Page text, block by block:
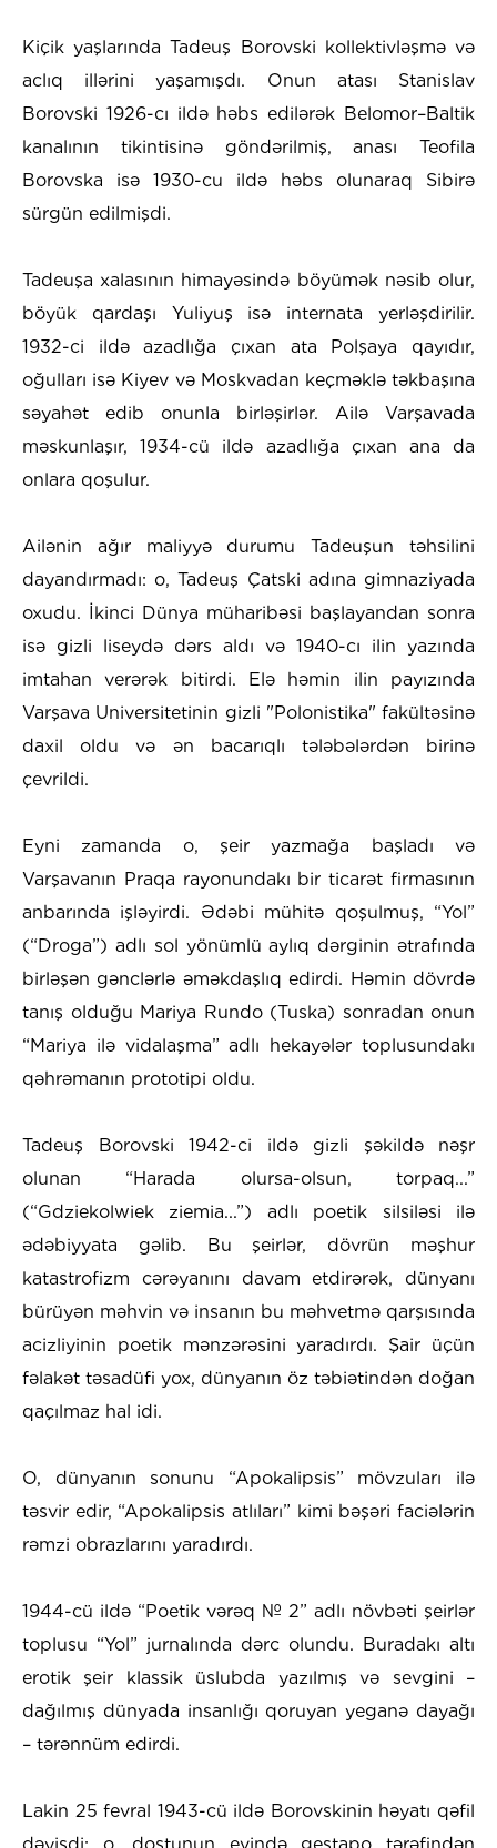
Kiçik yaşlarında Tadeuş Borovski kollektivləşmə və
aclıq illərini yaşamışdı. Onun atası Stanislav
Borovski 1926-cı ildə həbs edilərək Belomor–Baltik
kanalının tikintisinə göndərilmiş, anası Teofila
Borovska isə 1930-cu ildə həbs olunaraq Sibirə
sürgün edilmişdi.
Tadeuşa xalasının himayəsində böyümək nəsib olur,
böyük qardaşı Yuliyuş isə internata yerləşdirilir.
1932-ci ildə azadlığa çıxan ata Polşaya qayıdır,
oğulları isə Kiyev və Moskvadan keçməklə təkbaşına
səyahət edib onunla birləşirlər. Ailə Varşavada
məskunlaşır, 1934-cü ildə azadlığa çıxan ana da
onlara qoşulur.
Ailənin ağır maliyyə durumu Tadeuşun təhsilini
dayandırmadı: o, Tadeuş Çatski adına gimnaziyada
oxudu. İkinci Dünya müharibəsi başlayandan sonra
isə gizli liseydə dərs aldı və 1940-cı ilin yazında
imtahan verərək bitirdi. Elə həmin ilin payızında
Varşava Universitetinin gizli "Polonistika" fakültəsinə
daxil oldu və ən bacarıqlı tələbələrdən birinə
çevrildi.
Eyni zamanda o, şeir yazmağa başladı və
Varşavanın Praqa rayonundakı bir ticarət firmasının
anbarında işləyirdi. Ədəbi mühitə qoşulmuş, “Yol”
(“Droga”) adlı sol yönümlü aylıq dərginin ətrafında
birləşən gənclərlə əməkdaşlıq edirdi. Həmin dövrdə
tanış olduğu Mariya Rundo (Tuska) sonradan onun
“Mariya ilə vidalaşma” adlı hekayələr toplusundakı
qəhrəmanın prototipi oldu.
Tadeuş Borovski 1942-ci ildə gizli şəkildə nəşr
olunan “Harada olursa-olsun, torpaq...”
(“Gdziekolwiek ziemia...”) adlı poetik silsiləsi ilə
ədəbiyyata gəlib. Bu şeirlər, dövrün məşhur
katastrofizm cərəyanını davam etdirərək, dünyanı
bürüyən məhvin və insanın bu məhvetmə qarşısında
acizliyinin poetik mənzərəsini yaradırdı. Şair üçün
fəlakət təsadüfi yox, dünyanın öz təbiətindən doğan
qaçılmaz hal idi.
O, dünyanın sonunu “Apokalipsis” mövzuları ilə
təsvir edir, “Apokalipsis atlıları” kimi bəşəri faciələrin
rəmzi obrazlarını yaradırdı.
1944-cü ildə “Poetik vərəq № 2” adlı növbəti şeirlər
toplusu “Yol” jurnalında dərc olundu. Buradakı altı
erotik şeir klassik üslubda yazılmış və sevgini –
dağılmış dünyada insanlığı qoruyan yeganə dayağı
– tərənnüm edirdi.
Lakin 25 fevral 1943-cü ildə Borovskinin həyatı qəfil
dəyişdi: o, dostunun evində gestapo tərəfindən